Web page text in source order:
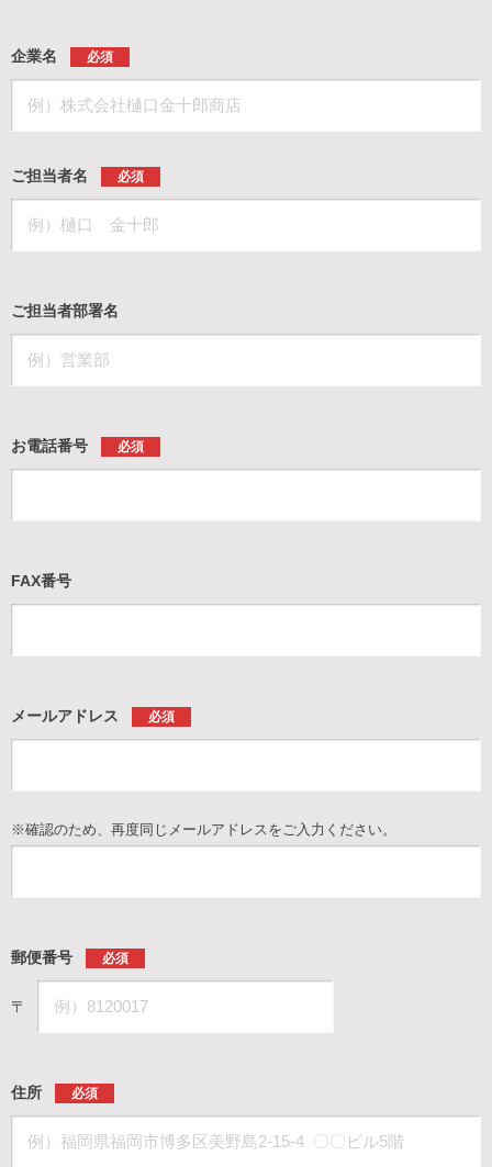
企業名 必須
ご担当者名 必須
ご担当者部署名
お電話番号 必須
FAX番号
メールアドレス 必須
※確認のため、再度同じメールアドレスをご入力ください。
郵便番号 必須
〒
住所 必須